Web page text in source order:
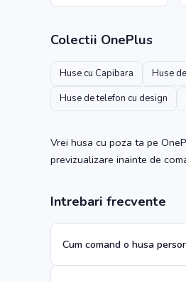
Colectii OnePlus
Huse cu Capibara Huse
Huse de telefon cu design
Vrei husa cu poza ta pe
previzualizare inainte de
Intrebari frecvente
Cum comand o husa